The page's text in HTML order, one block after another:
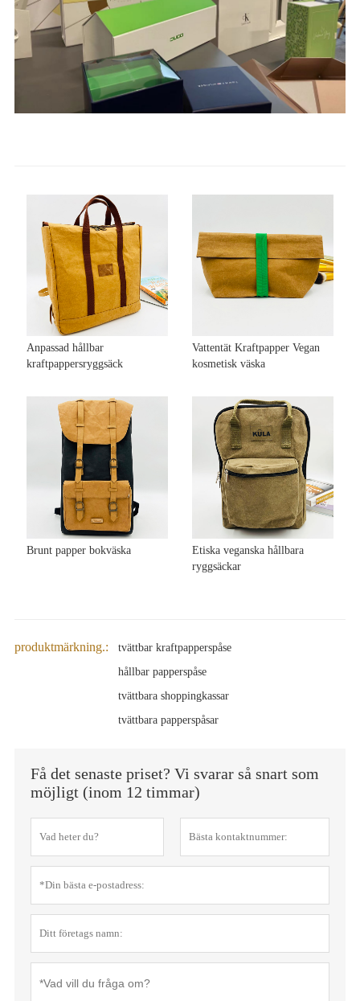
Anpassad hållbar
kraftpappersryggsäck
Vattentät Kraftpapper Vegan
kosmetisk väska
Brunt papper bokväska
Etiska veganska hållbara
ryggsäckar
produktmärkning.:
tvättbar kraftpapperspåse
hållbar papperspåse
tvättbara shoppingkassar
tvättbara papperspåsar
Få det senaste priset? Vi svarar så snart som
möjligt (inom 12 timmar)